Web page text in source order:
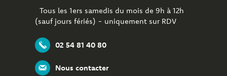
Tous les 1ers samedis du mois de 9h à 12h
(sauf jours fériés) - uniquement sur RDV
02 54 81 40 80
Nous contacter